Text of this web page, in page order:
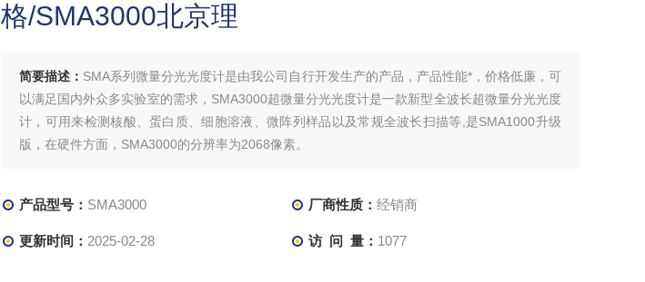
格/SMA3000北京理
简要描述： SMA系列微量分光光度计是由我公司自行开发生产的产品，产品性能*，价格低廉，可
以满足国内外众多实验室的需求，SMA3000超微量分光光度计是一款新型全波长超微量分光光度
计，可用来检测核酸、蛋白质、细胞溶液、微阵列样品以及常规全波长扫描等,是SMA1000升级
版，在硬件方面，SMA3000的分辨率为2068像素。
产品型号： SMA3000 厂商性质： 经销商
更新时间： 2025-02-28 访 问 量： 1077